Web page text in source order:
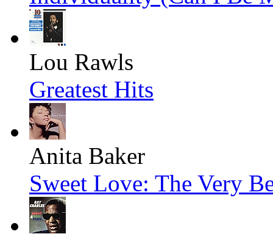
Lou Rawls
Greatest Hits
Anita Baker
Sweet Love: The Very